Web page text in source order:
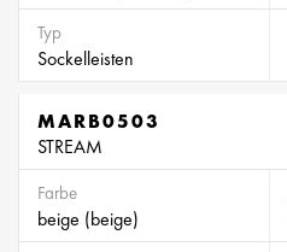
Typ
Sockelleisten
MARB0503
STREAM
Farbe
beige (beige)